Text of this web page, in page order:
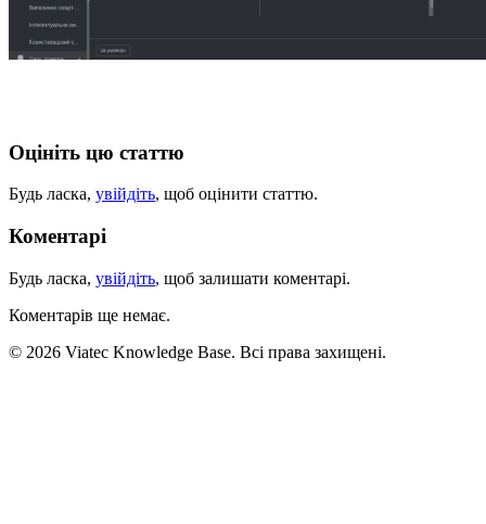
Оцініть цю статтю
Будь ласка, увійдіть, щоб оцінити статтю.
Коментарі
Будь ласка, увійдіть, щоб залишати коментарі.
Коментарів ще немає.
© 2026 Viatec Knowledge Base. Всі права захищені.